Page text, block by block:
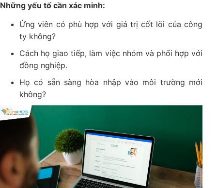
Những yếu tố cần xác minh:
Ứng viên có phù hợp với giá trị cốt lõi của công
ty không?
Cách họ giao tiếp, làm việc nhóm và phối hợp với
đồng nghiệp.
Họ có sẵn sàng hòa nhập vào môi trường mới
không?